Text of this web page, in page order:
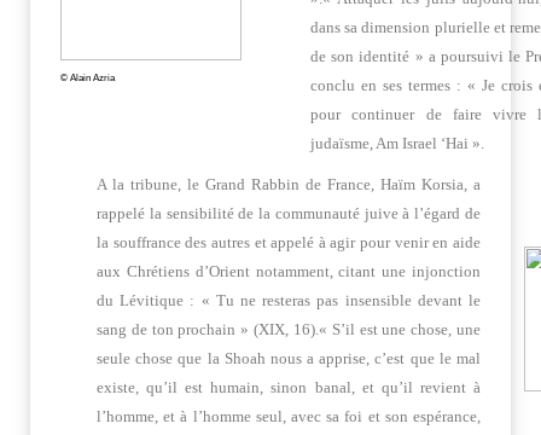
© Alain Azria
dans sa dimension plurielle et
de son identité » a poursuivi le
conclu en ses termes : « Je crois
pour continuer de faire vivre
judaïsme, Am Israel ‘Hai ».
A la tribune, le Grand Rabbin de France, Haïm Korsia, a
rappelé la sensibilité de la communauté juive à l’égard de
la souffrance des autres et appelé à agir pour venir en aide
aux Chrétiens d’Orient notamment, citant une injonction
du Lévitique : « Tu ne resteras pas insensible devant le
sang de ton prochain » (XIX, 16).« S’il est une chose, une
seule chose que la Shoah nous a apprise, c’est que le mal
existe, qu’il est humain, sinon banal, et qu’il revient à
l’homme, et à l’homme seul, avec sa foi et son espérance,